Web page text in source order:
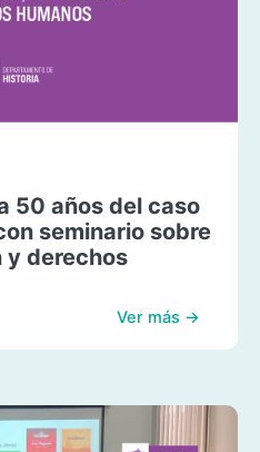
50 años del caso
seminario sobre
y derechos
Ver más →